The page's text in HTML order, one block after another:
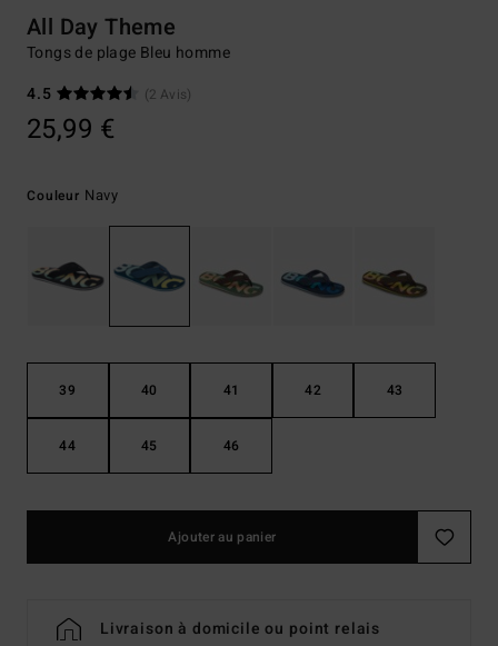
All Day Theme
Tongs de plage Bleu homme
4.5
(2 Avis)
25,99 €
Couleur Navy
39 40 41 42 43
44 45 46
Ajouter au panier
Livraison à domicile ou point relais